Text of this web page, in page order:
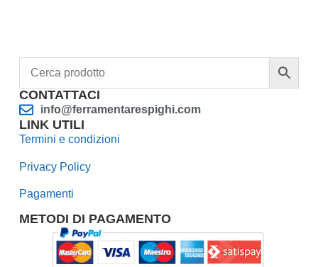
CONTATTACI
info@ferramentarespighi.com
LINK UTILI
Termini e condizioni
Privacy Policy
Pagamenti
METODI DI PAGAMENTO